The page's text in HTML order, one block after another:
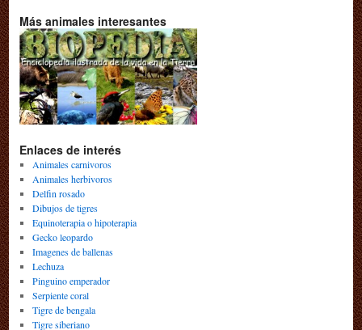
Más animales interesantes
Enlaces de interés
Animales carnivoros
Animales herbivoros
Delfin rosado
Dibujos de tigres
Equinoterapia o hipoterapia
Gecko leopardo
Imagenes de ballenas
Lechuza
Pinguino emperador
Serpiente coral
Tigre de bengala
Tigre siberiano